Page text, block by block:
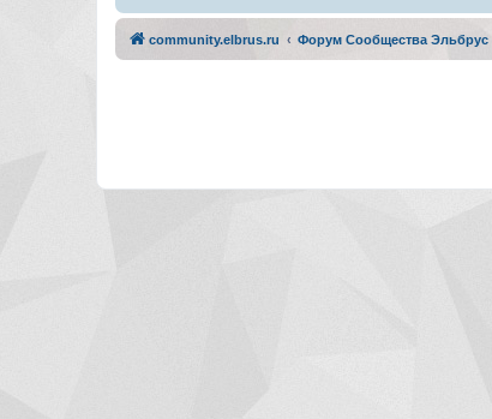
community.elbrus.ru Форум Сообщества Эльбрус